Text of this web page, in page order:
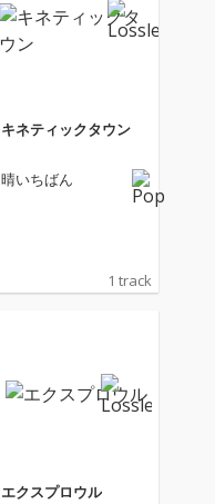
キネティックタウン
晴いちばん
1 track
エクスプロウル